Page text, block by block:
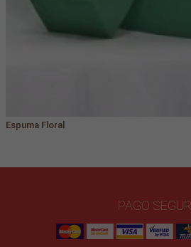
Espuma Floral
PAGO